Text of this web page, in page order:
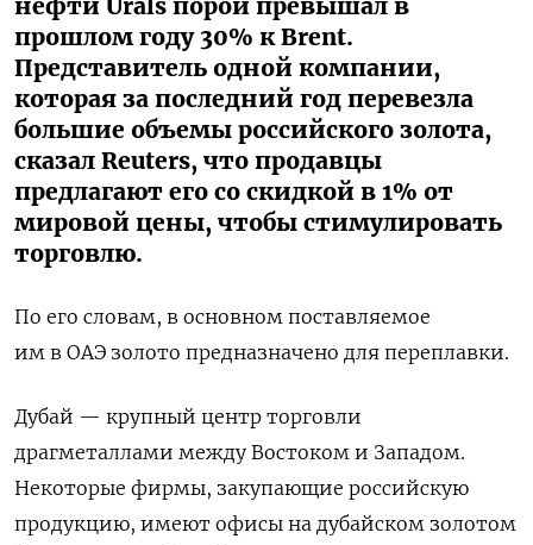
нефти Urals порой превышал в
прошлом году 30% к Brent.
Представитель одной компании,
которая за последний год перевезла
большие объемы российского золота,
сказал Reuters, что продавцы
предлагают его со скидкой в 1% от
мировой цены, чтобы стимулировать
торговлю.
По его словам, в основном поставляемое
им в ОАЭ золото предназначено для переплавки.
Дубай — крупный центр торговли
драгметаллами между Востоком и Западом.
Некоторые фирмы, закупающие российскую
продукцию, имеют офисы на дубайском золотом